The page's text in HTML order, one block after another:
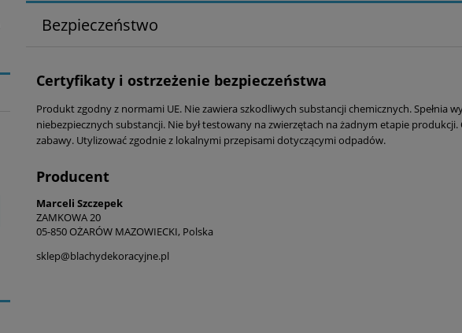
Bezpieczeństwo
Certyfikaty i ostrzeżenie bezpieczeństwa
Produkt zgodny z normami UE. Nie zawiera szkodliwych substancji chemicznych. Spełnia
niebezpiecznych substancji. Nie był testowany na zwierzętach na żadnym etapie
zabawy. Utylizować zgodnie z lokalnymi przepisami dotyczącymi odpadów.
Producent
Marceli Szczepek
ZAMKOWA 20
05-850 OŻARÓW MAZOWIECKI, Polska
sklep@blachydekoracyjne.pl